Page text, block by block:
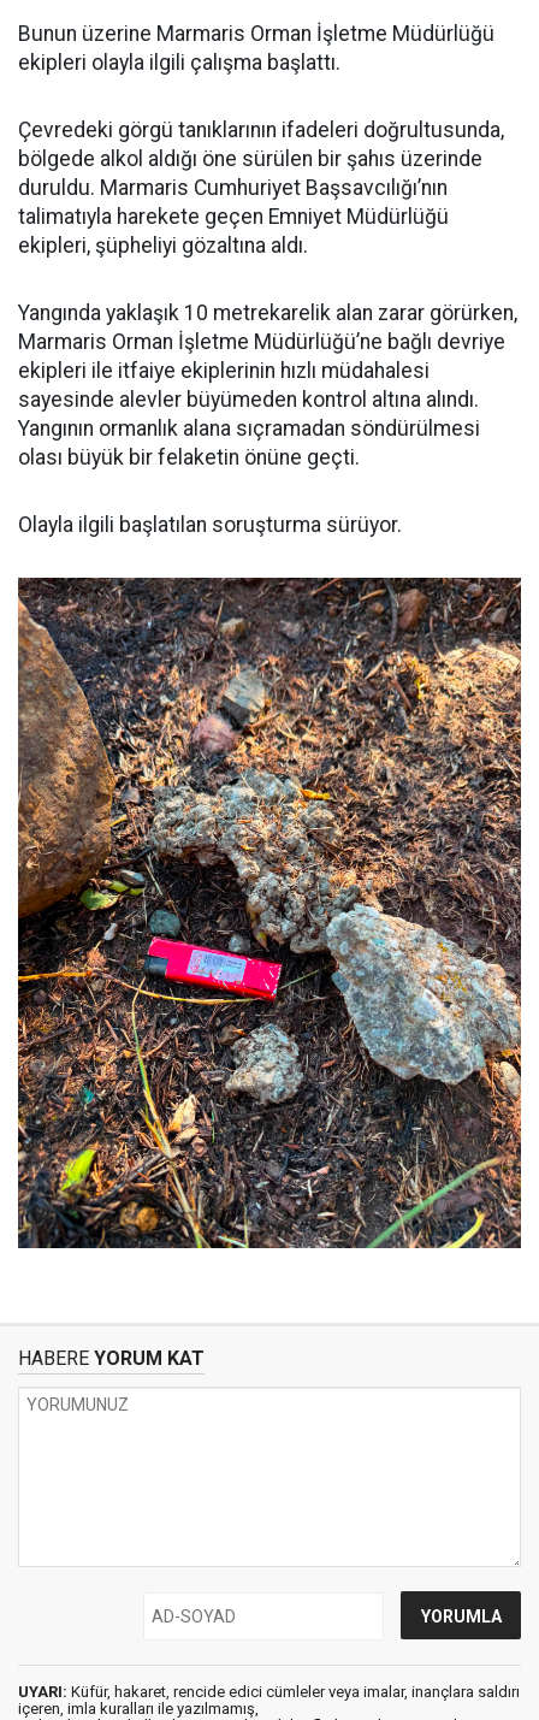
Bunun üzerine Marmaris Orman İşletme Müdürlüğü
ekipleri olayla ilgili çalışma başlattı.
Çevredeki görgü tanıklarının ifadeleri doğrultusunda,
bölgede alkol aldığı öne sürülen bir şahıs üzerinde
duruldu. Marmaris Cumhuriyet Başsavcılığı’nın
talimatıyla harekete geçen Emniyet Müdürlüğü
ekipleri, şüpheliyi gözaltına aldı.
Yangında yaklaşık 10 metrekarelik alan zarar görürken,
Marmaris Orman İşletme Müdürlüğü’ne bağlı devriye
ekipleri ile itfaiye ekiplerinin hızlı müdahalesi
sayesinde alevler büyümeden kontrol altına alındı.
Yangının ormanlık alana sıçramadan söndürülmesi
olası büyük bir felaketin önüne geçti.
Olayla ilgili başlatılan soruşturma sürüyor.
HABERE YORUM KAT
UYARI: Küfür, hakaret, rencide edici cümleler veya imalar, inançlara saldırı
içeren, imla kuralları ile yazılmamış,